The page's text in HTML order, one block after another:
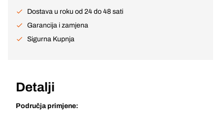
Dostava u roku od 24 do 48 sati
Garancija i zamjena
Sigurna Kupnja
Detalji
Područja primjene: